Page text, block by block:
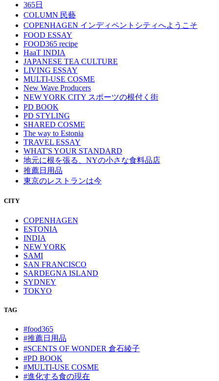
365日
COLUMN 民藝
COPENHAGEN インディペントシティへようこそ
FOOD ESSAY
FOOD365 recipe
HaaT INDIA
JAPANESE TEA CULTURE
LIVING ESSAY
MULTI-USE COSME
New Wave Producers
NEW YORK CITY スポーツの根付く街
PD BOOK
PD STYLING
SHARED COSME
The way to Estonia
TRAVEL ESSAY
WHAT'S YOUR STANDARD
地元に根を張る、NYの小さな食料品店
推薦日用品
東京のレストランは今
CITY
COPENHAGEN
ESTONIA
INDIA
NEW YORK
SAMI
SAN FRANCISCO
SARDEGNA ISLAND
SYDNEY
TOKYO
TAG
#food365
#推薦日用品
#SCENTS OF WONDER 倉石綾子
#PD BOOK
#MULTI-USE COSME
#進化する食の現在